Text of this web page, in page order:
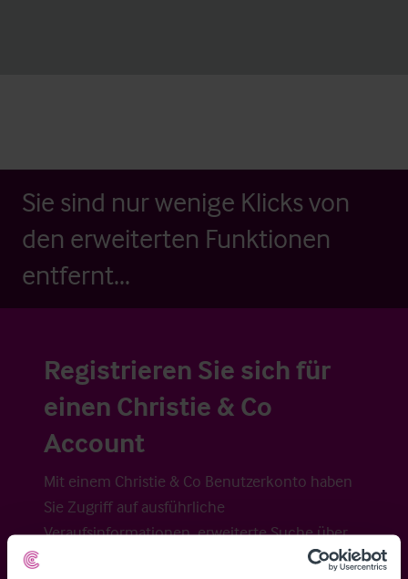
Sie sind nur wenige Klicks von
den erweiterten Funktionen
entfernt...
Registrieren Sie sich für
einen Christie & Co
Account
Mit einem Christie & Co Benutzerkonto haben
Sie Zugriff auf ausführliche
Veraufsinformationen, erweiterte Suche über